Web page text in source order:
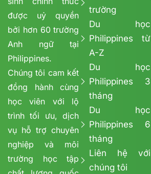
được uỷ quyền
bởi hơn 60 trường
Anh ngữ tại
Philippines.
Chúng tôi cam kết
đồng hành cùng
học viên với lộ
trình tối ưu, dịch
vụ hỗ trợ chuyên
nghiệp và môi
trường học tập
trường
Du học
Philippines từ
A-Z
Du học
Philippines 3
tháng
Du học
Philippines 6
tháng
Liên hệ với
chúng tôi